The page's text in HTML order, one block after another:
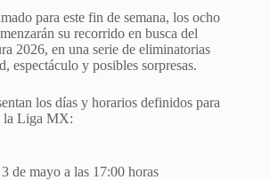
para este fin de semana, los ocho
su recorrido en busca del
2026, en una serie de eliminatorias
espectáculo y posibles sorpresas.
los días y horarios definidos para
la Liga MX:
de mayo a las 17:00 horas